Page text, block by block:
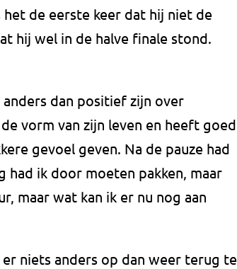
het de eerste keer dat hij niet de
hij wel in de halve finale stond.
dan positief zijn over
vorm van zijn leven en heeft goed
gevoel geven. Na de pauze had
ik door moeten pakken, maar
maar wat kan ik er nu nog aan
niets anders op dan weer terug te